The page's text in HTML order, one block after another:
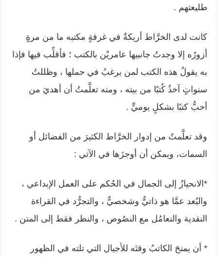
طليعتهم .
كانت لدى الخرَّاط أريكةٌ في غرفةٍ مكتبه ما من مرةٍ
أزورُه إلا وجدتُ جانبيها عامريْن بالكتب ؛ فأقلِّب فيها فإذا
به يقولُ هذه الكتب لمن يرغبُ في حملها ، وظللتُ
سنواتٍ آخذُ كُتبًا من بيته ، ومنه تعلَّمتُ أن أهديَ من
أحبُّ كتبًا بشكلٍ يوميٍّ .
وقد تعلَّمتُ من إدوار الخرَّاط الكثيرَ من الفضائل أو
السمات، ويمكن أن أوجزَها في الآتي :
*الانحيازُ إلى الجمال في الحُكم على العمل الإبداعي ،
والبُعد عمَّا هو ذاتيٌّ وشخصيٌّ ، والتجرُّد في القراءة
النقدية والتعامُل مع النصُوص ، والنظر فقط إلى المتن .
* أن يمنحَ الكاتبُ وقتَه للأجيال التي تلته في الظهور